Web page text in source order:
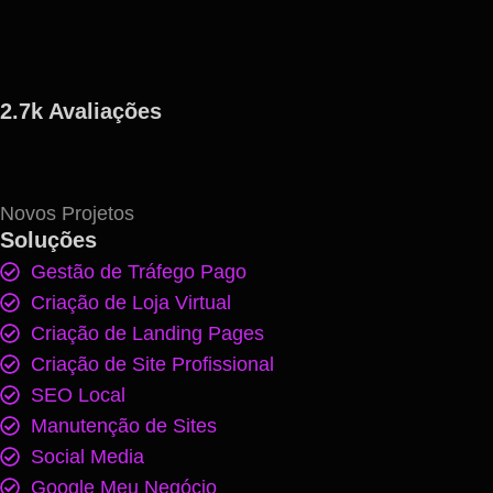
2.7k Avaliações
Novos Projetos
Soluções
Gestão de Tráfego Pago
Criação de Loja Virtual
Criação de Landing Pages
Criação de Site Profissional
SEO Local
Manutenção de Sites
Social Media
Google Meu Negócio